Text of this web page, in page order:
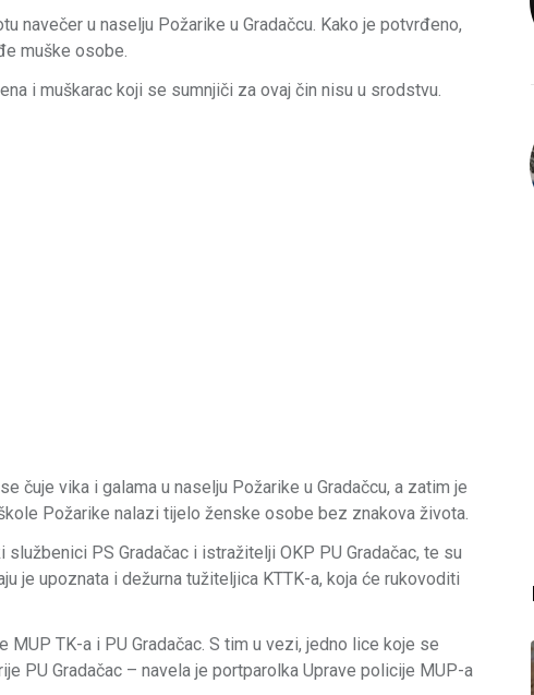
navečer u naselju Požarike u Gradačcu. Kako je potvrđeno,
muške osobe.
i muškarac koji se sumnjiči za ovaj čin nisu u srodstvu.
čuje vika i galama u naselju Požarike u Gradačcu, a zatim je
Požarike nalazi tijelo ženske osobe bez znakova života.
PS Gradačac i istražitelji OKP PU Gradačac, te su
je upoznata i dežurna tužiteljica KTTK-a, koja će rukovoditi
TK-a i PU Gradačac. S tim u vezi, jedno lice koje se
PU Gradačac – navela je portparolka Uprave policije MUP-a